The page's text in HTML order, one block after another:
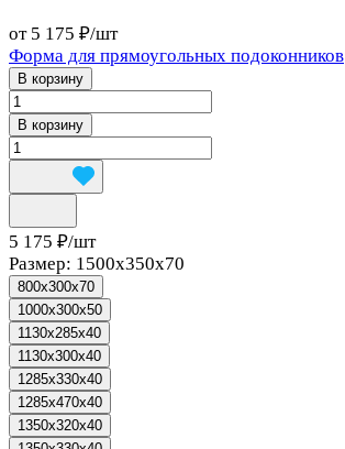
от 5 175 ₽/шт
Форма для прямоугольных подоконников
В корзину
В корзину
5 175 ₽/шт
Размер: 1500x350x70
800x300x70
1000x300x50
1130x285x40
1130x300x40
1285x330x40
1285x470x40
1350x320x40